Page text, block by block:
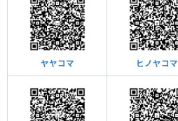
ヤヤコマ ヒノヤコマ